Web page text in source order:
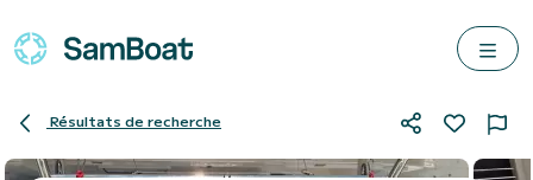
Résultats de recherche